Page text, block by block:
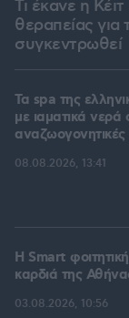
Τι έκανε η
θεραπείας
συγκεντρωθεί
Τα spa της
με ιαματικά
αναζωογονητικές
08.08.2026, 13:41
Η Smart
καρδιά της
03.08.2026, 10:56